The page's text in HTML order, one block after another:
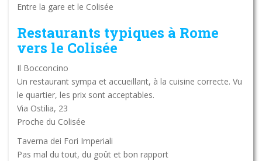
Entre la gare et le Colisée
Restaurants typiques à Rome
vers le Colisée
Il Bocconcino
Un restaurant sympa et accueillant, à la cuisine correcte. Vu
le quartier, les prix sont acceptables.
Via Ostilia, 23
Proche du Colisée
Taverna dei Fori Imperiali
Pas mal du tout, du goût et bon rapport